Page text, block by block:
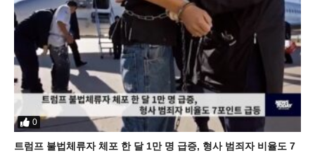
0
트럼프 불법체류자 체포 한 달 1만 명 급증, 형사 범죄자 비율도 7